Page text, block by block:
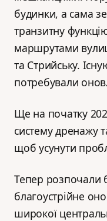
будинки, а сама
транзитну
маршрутами
та Стрийську.
потребували
Ще на початку
систему дренажу
щоб усунути
Тепер розпочали
благоустрійне
широкої